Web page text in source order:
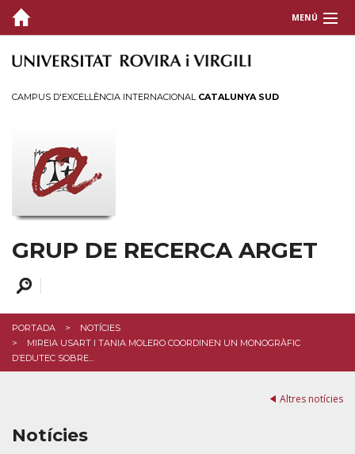
MENÚ
GRUP
DIVULGACIÓ
Agenda
Notícies
CONTACTE
CAMPUS D'EXCEL·LÈNCIA INTERNACIONAL CATALUNYA SUD
GRUP DE RECERCA ARGET
PORTADA
NOTÍCIES
MIREIA USART I TANIA MOLERO COORDINEN UN MONOGRÀFIC
D’EDUTEC SOBRE...
Altres notícies
Notícies